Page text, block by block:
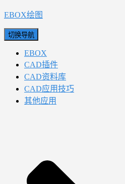
EBOX绘图
切换导航
EBOX
CAD插件
CAD资料库
CAD应用技巧
其他应用